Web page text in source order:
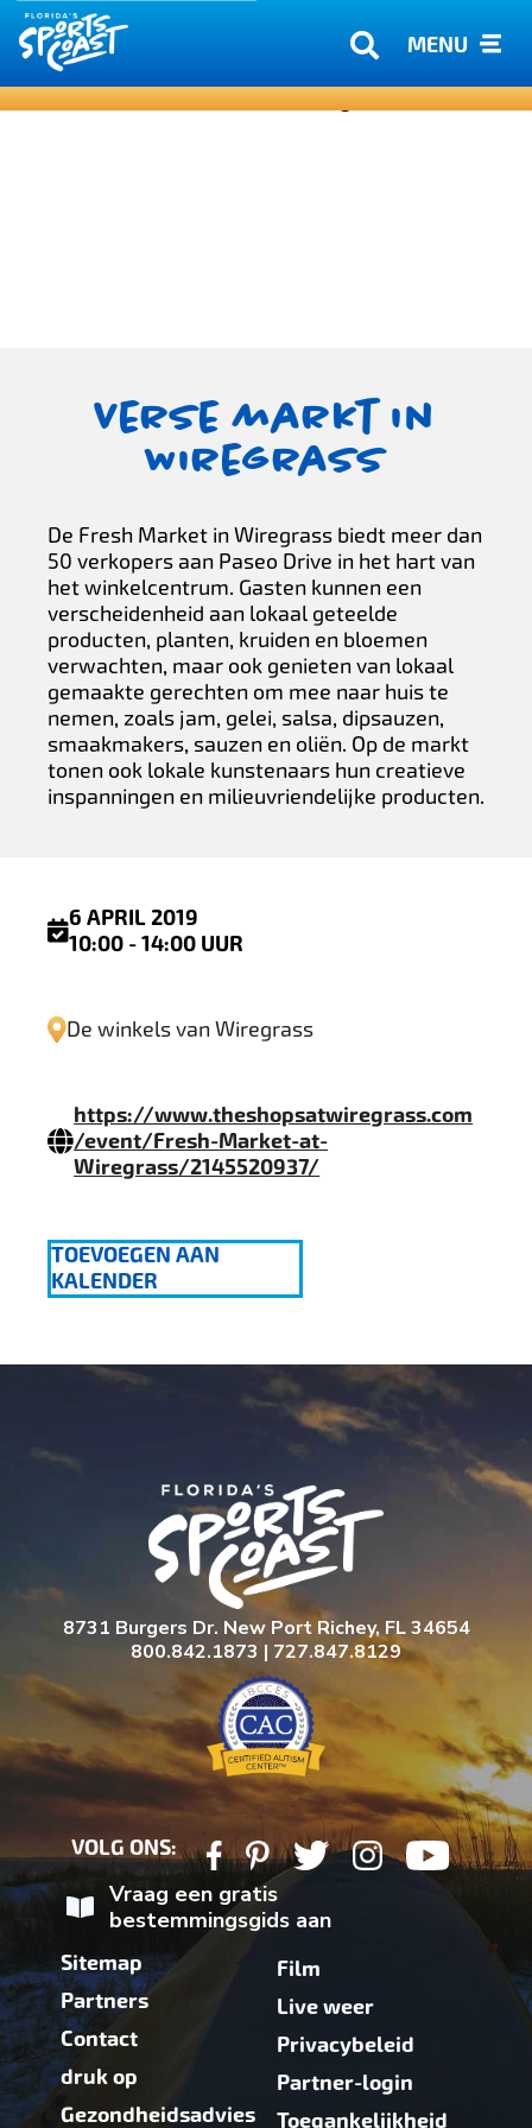
MENU
Verse markt in
Wiregrass
De Fresh Market in Wiregrass biedt meer dan
50 verkopers aan Paseo Drive in het hart van
het winkelcentrum. Gasten kunnen een
verscheidenheid aan lokaal geteelde
producten, planten, kruiden en bloemen
verwachten, maar ook genieten van lokaal
gemaakte gerechten om mee naar huis te
nemen, zoals jam, gelei, salsa, dipsauzen,
smaakmakers, sauzen en oliën. Op de markt
tonen ook lokale kunstenaars hun creatieve
inspanningen en milieuvriendelijke producten.
6 APRIL 2019
10:00 - 14:00 UUR
De winkels van Wiregrass
https://www.theshopsatwiregrass.com
/event/Fresh-Market-at-
Wiregrass/2145520937/
TOEVOEGEN AAN
KALENDER
8731 Burgers Dr. New Port Richey, FL 34654
800.842.1873 | 727.847.8129
VOLG ONS:
Vraag een gratis
bestemmingsgids aan
Sitemap
Partners
Contact
druk op
Gezondheidsadvies
Film
Live weer
Privacybeleid
Partner-login
Toegankelijkheid